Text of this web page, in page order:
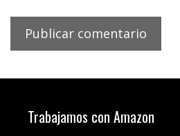
Trabajamos con Amazon